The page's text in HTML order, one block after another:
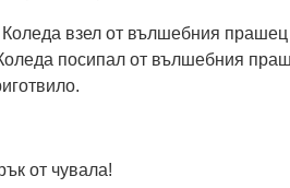
взел от вълшебния прашец
посипал от вълшебния
от чувала!